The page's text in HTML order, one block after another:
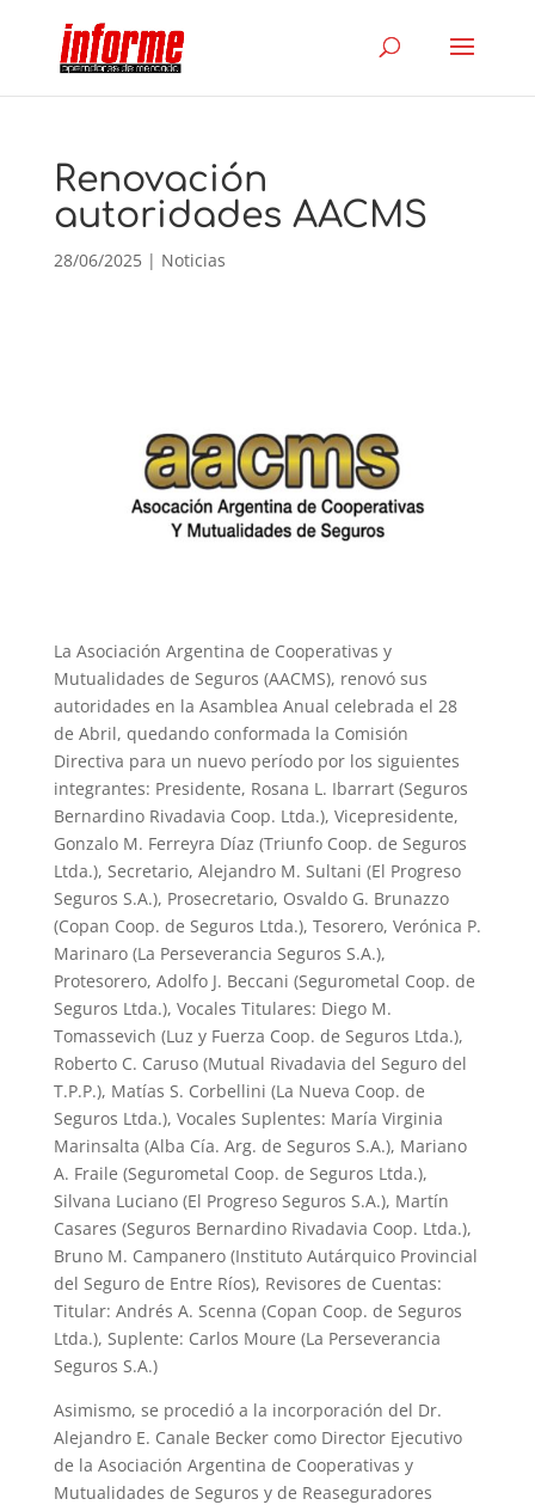
Renovación
autoridades AACMS
28/06/2025| Noticias
La Asociación Argentina de Cooperativas y
Mutualidades de Seguros (AACMS), renovó sus
autoridades en la Asamblea Anual celebrada el 28
de Abril, quedando conformada la Comisión
Directiva para un nuevo período por los siguientes
integrantes: Presidente, Rosana L. Ibarrart (Seguros
Bernardino Rivadavia Coop. Ltda.), Vicepresidente,
Gonzalo M. Ferreyra Díaz (Triunfo Coop. de Seguros
Ltda.), Secretario, Alejandro M. Sultani (El Progreso
Seguros S.A.), Prosecretario, Osvaldo G. Brunazzo
(Copan Coop. de Seguros Ltda.), Tesorero, Verónica P.
Marinaro (La Perseverancia Seguros S.A.),
Protesorero, Adolfo J. Beccani (Segurometal Coop. de
Seguros Ltda.), Vocales Titulares: Diego M.
Tomassevich (Luz y Fuerza Coop. de Seguros Ltda.),
Roberto C. Caruso (Mutual Rivadavia del Seguro del
T.P.P.), Matías S. Corbellini (La Nueva Coop. de
Seguros Ltda.), Vocales Suplentes: María Virginia
Marinsalta (Alba Cía. Arg. de Seguros S.A.), Mariano
A. Fraile (Segurometal Coop. de Seguros Ltda.),
Silvana Luciano (El Progreso Seguros S.A.), Martín
Casares (Seguros Bernardino Rivadavia Coop. Ltda.),
Bruno M. Campanero (Instituto Autárquico Provincial
del Seguro de Entre Ríos), Revisores de Cuentas:
Titular: Andrés A. Scenna (Copan Coop. de Seguros
Ltda.), Suplente: Carlos Moure (La Perseverancia
Seguros S.A.)
Asimismo, se procedió a la incorporación del Dr.
Alejandro E. Canale Becker como Director Ejecutivo
de la Asociación Argentina de Cooperativas y
Mutualidades de Seguros y de Reaseguradores